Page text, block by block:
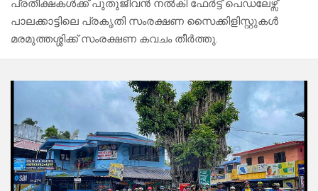
പ്രതീക്ഷകൾക്ക് പുതുജീവൻ നൽകി ഫേർട്ട് പെഡലേഴ്സ്
പാലക്കാട്ടിലെ പ്രകൃതി സംരക്ഷണ സൈക്കിളിസ്റ്റുകൾ
മരമുത്തശ്ശിക്ക് സംരക്ഷണ കവചം തീർത്തു.